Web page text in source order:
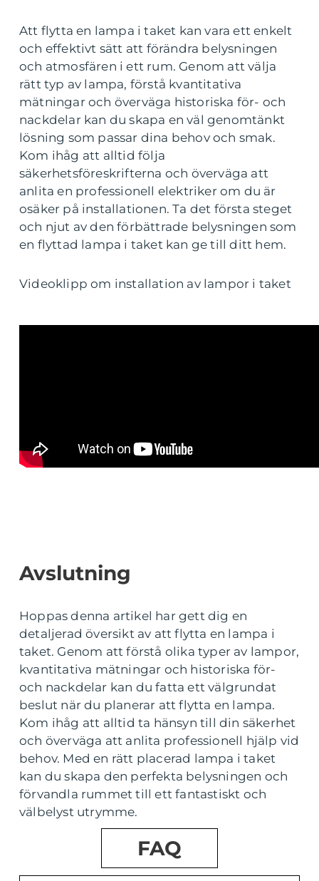
Att flytta en lampa i taket kan vara ett enkelt
och effektivt sätt att förändra belysningen
och atmosfären i ett rum. Genom att välja
rätt typ av lampa, förstå kvantitativa
mätningar och överväga historiska för- och
nackdelar kan du skapa en väl genomtänkt
lösning som passar dina behov och smak.
Kom ihåg att alltid följa
säkerhetsföreskrifterna och överväga att
anlita en professionell elektriker om du är
osäker på installationen. Ta det första steget
och njut av den förbättrade belysningen som
en flyttad lampa i taket kan ge till ditt hem.
Videoklipp om installation av lampor i taket
Avslutning
Hoppas denna artikel har gett dig en
detaljerad översikt av att flytta en lampa i
taket. Genom att förstå olika typer av lampor,
kvantitativa mätningar och historiska för-
och nackdelar kan du fatta ett välgrundat
beslut när du planerar att flytta en lampa.
Kom ihåg att alltid ta hänsyn till din säkerhet
och överväga att anlita professionell hjälp vid
behov. Med en rätt placerad lampa i taket
kan du skapa den perfekta belysningen och
förvandla rummet till ett fantastiskt och
välbelyst utrymme.
FAQ